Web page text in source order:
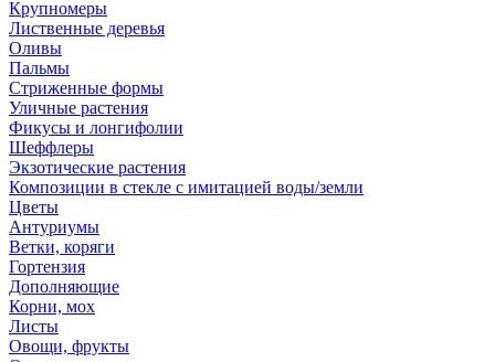
Крупномеры
Лиственные деревья
Оливы
Пальмы
Стриженные формы
Уличные растения
Фикусы и лонгифолии
Шеффлеры
Экзотические растения
Композиции в стекле с имитацией воды/земли
Цветы
Антуриумы
Ветки, коряги
Гортензия
Дополняющие
Корни, мох
Листы
Овощи, фрукты